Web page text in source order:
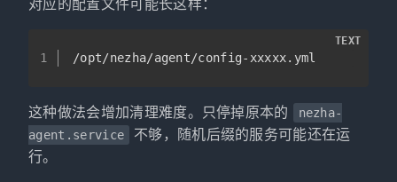
1 /opt/nezha/agent/config-xxxxx.yml
TEXT
这种做法会增加清理难度。只停掉原本的
nezha-
agent.service
不够，随机后缀的服务可能还在运
行。